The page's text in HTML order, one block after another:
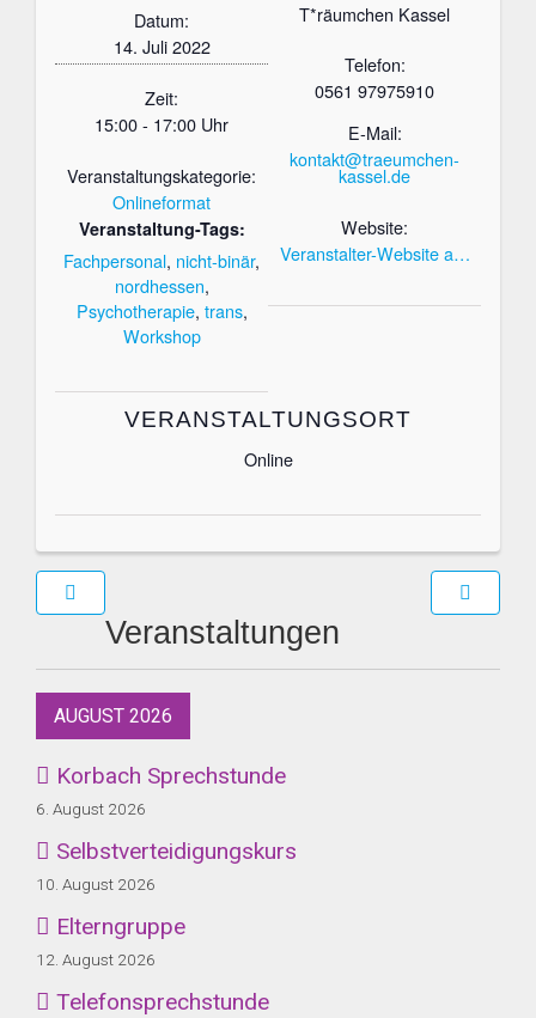
Datum:
14. Juli 2022
Zeit:
15:00 - 17:00 Uhr
Veranstaltungskategorie:
Onlineformat
Veranstaltung-Tags:
Fachpersonal, nicht-binär,
nordhessen,
Psychotherapie, trans,
Workshop
VERANSTALTUNGSORT
Online
T*räumchen Kassel
Telefon:
0561 97975910
E-Mail:
kontakt@traeumchen-
kassel.de
Website:
Veranstalter-Website a…
Veranstaltungen
AUGUST 2026
Korbach Sprechstunde
6. August 2026
Selbstverteidigungskurs
10. August 2026
Elterngruppe
12. August 2026
Telefonsprechstunde